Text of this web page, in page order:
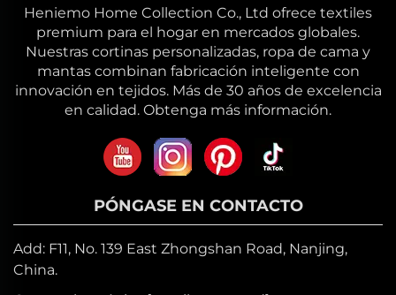
Heniemo Home Collection Co., Ltd ofrece textiles
premium para el hogar en mercados globales.
Nuestras cortinas personalizadas, ropa de cama y
mantas combinan fabricación inteligente con
innovación en tejidos. Más de 30 años de excelencia
en calidad. Obtenga más información.
PÓNGASE EN CONTACTO
Add: F11, No. 139 East Zhongshan Road, Nanjing,
China.